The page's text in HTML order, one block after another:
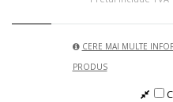
CERE MAI MULTE
PRODUS